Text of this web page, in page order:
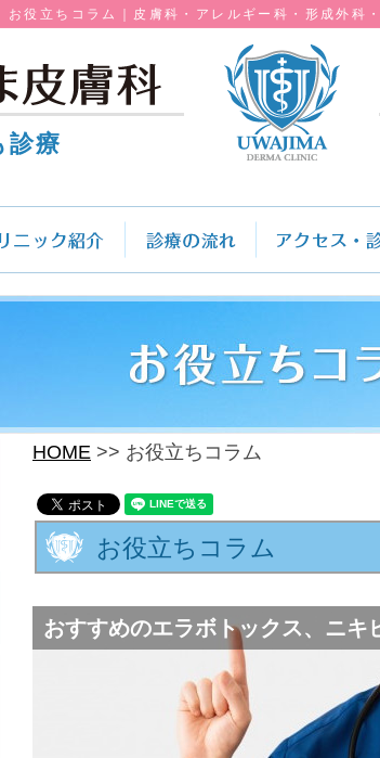
お役立ちコラム｜皮膚科・アレルギー科・形成外科
診療
HOME お役立ちコラム
お役立ちコラム
おすすめのエラボトックス、ニ